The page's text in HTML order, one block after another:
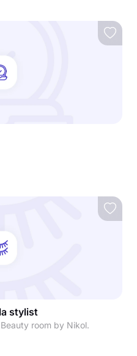
stylist
room by Nikol.